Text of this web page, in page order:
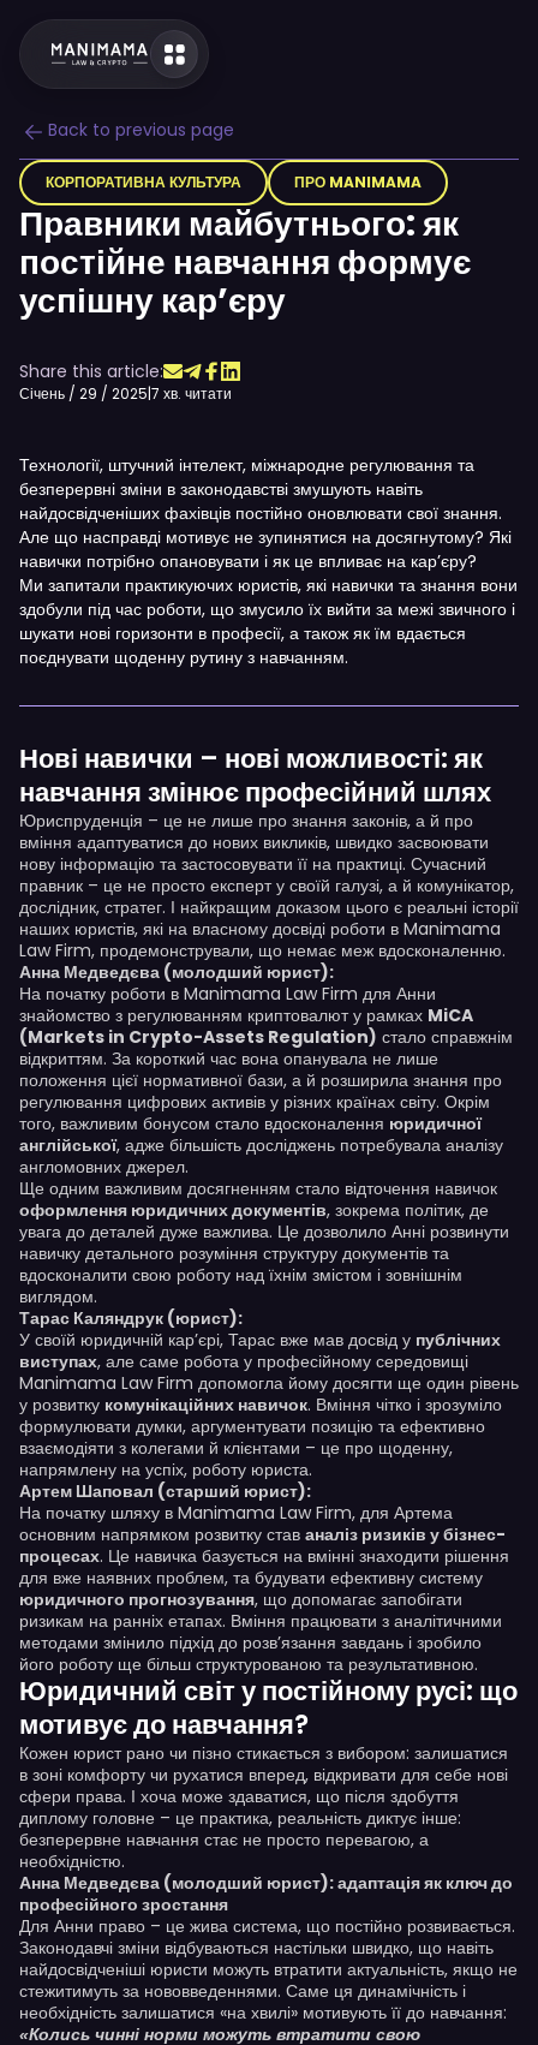
Back to previous page
КОРПОРАТИВНА КУЛЬТУРА ПРО MANIMAMA
Правники майбутнього: як
постійне навчання формує
успішну кар’єру
Share this article:
Січень / 29 / 2025|7 хв. читати
Технології, штучний інтелект, міжнародне регулювання та
безперервні зміни в законодавстві змушують навіть
найдосвідченіших фахівців постійно оновлювати свої знання.
Але що насправді мотивує не зупинятися на досягнутому? Які
навички потрібно опановувати і як це впливає на кар’єру?
Ми запитали практикуючих юристів, які навички та знання вони
здобули під час роботи, що змусило їх вийти за межі звичного і
шукати нові горизонти в професії, а також як їм вдається
поєднувати щоденну рутину з навчанням.
Нові навички – нові можливості: як
навчання змінює професійний шлях
Юриспруденція – це не лише про знання законів, а й про
вміння адаптуватися до нових викликів, швидко засвоювати
нову інформацію та застосовувати її на практиці. Сучасний
правник – це не просто експерт у своїй галузі, а й комунікатор,
дослідник, стратег. І найкращим доказом цього є реальні історії
наших юристів, які на власному досвіді роботи в Manimama
Law Firm, продемонстрували, що немає меж вдосконаленню.
Анна Медведєва (молодший юрист):
На початку роботи в Manimama Law Firm для Анни
знайомство з регулюванням криптовалют у рамках MiCA
(Markets in Crypto-Assets Regulation) стало справжнім
відкриттям. За короткий час вона опанувала не лише
положення цієї нормативної бази, а й розширила знання про
регулювання цифрових активів у різних країнах світу. Окрім
того, важливим бонусом стало вдосконалення юридичної
англійської, адже більшість досліджень потребувала аналізу
англомовних джерел.
Ще одним важливим досягненням стало відточення навичок
оформлення юридичних документів, зокрема політик, де
увага до деталей дуже важлива. Це дозволило Анні розвинути
навичку детального розуміння структуру документів та
вдосконалити свою роботу над їхнім змістом і зовнішнім
виглядом.
Тарас Каляндрук (юрист):
У своїй юридичній кар’єрі, Тарас вже мав досвід у публічних
виступах, але саме робота у професійному середовищі
Manimama Law Firm допомогла йому досягти ще один рівень
у розвитку комунікаційних навичок. Вміння чітко і зрозуміло
формулювати думки, аргументувати позицію та ефективно
взаємодіяти з колегами й клієнтами – це про щоденну,
напрямлену на успіх, роботу юриста.
Артем Шаповал (старший юрист):
На початку шляху в Manimama Law Firm, для Артема
основним напрямком розвитку став аналіз ризиків у бізнес-
процесах. Це навичка базується на вмінні знаходити рішення
для вже наявних проблем, та будувати ефективну систему
юридичного прогнозування, що допомагає запобігати
ризикам на ранніх етапах. Вміння працювати з аналітичними
методами змінило підхід до розв’язання завдань і зробило
його роботу ще більш структурованою та результативною.
Юридичний світ у постійному русі: що
мотивує до навчання?
Кожен юрист рано чи пізно стикається з вибором: залишатися
в зоні комфорту чи рухатися вперед, відкривати для себе нові
сфери права. І хоча може здаватися, що після здобуття
диплому головне – це практика, реальність диктує інше:
безперервне навчання стає не просто перевагою, а
необхідністю.
Анна Медведєва (молодший юрист): адаптація як ключ до
професійного зростання
Для Анни право – це жива система, що постійно розвивається.
Законодавчі зміни відбуваються настільки швидко, що навіть
найдосвідченіші юристи можуть втратити актуальність, якщо не
стежитимуть за нововведеннями. Саме ця динамічність і
необхідність залишатися «на хвилі» мотивують її до навчання:
«Колись чинні норми можуть втратити свою